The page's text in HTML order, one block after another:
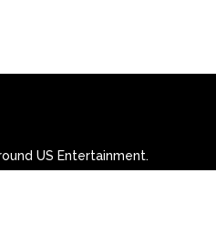
US Entertainment.